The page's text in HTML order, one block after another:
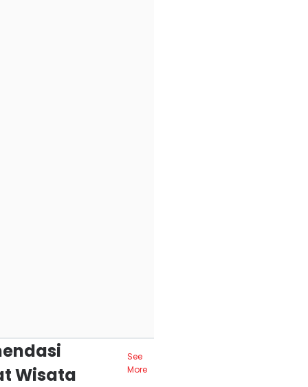
Wisata
See
More